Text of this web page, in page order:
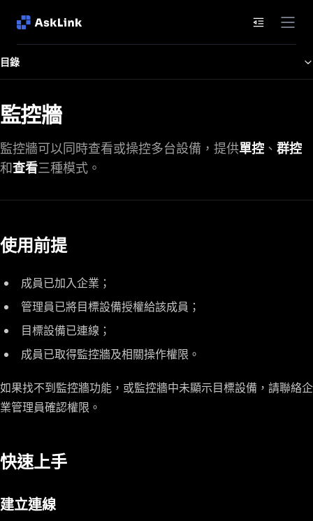
文件目錄
目錄
監控牆
監控牆可以同時查看或操控多台設備，提供單控 、 群控
和查看三種模式。
使用前提
成員已加入企業；
管理員已將目標設備授權給該成員；
目標設備已連線；
成員已取得監控牆及相關操作權限。
如果找不到監控牆功能，或監控牆中未顯示目標設備，請聯絡企
業管理員確認權限。
快速上手
建立連線